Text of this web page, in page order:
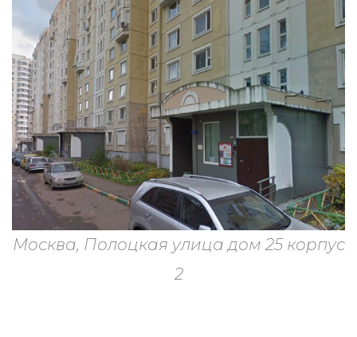
Москва, Полоцкая улица дом 25 корпус
2